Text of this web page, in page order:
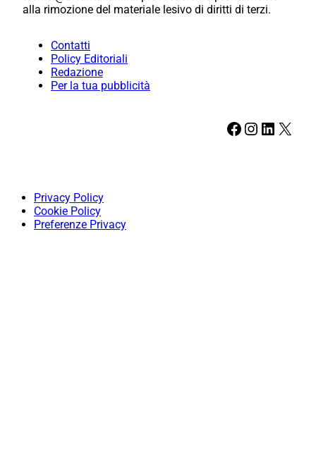
alla rimozione del materiale lesivo di diritti di terzi.
Contatti
Policy Editoriali
Redazione
Per la tua pubblicità
Facebook Instagram LinkedIn X
Privacy Policy
Cookie Policy
Preferenze Privacy